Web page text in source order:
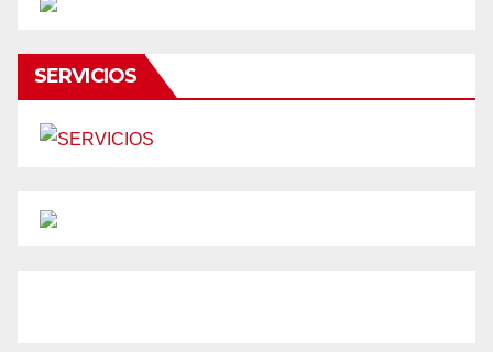
SERVICIOS